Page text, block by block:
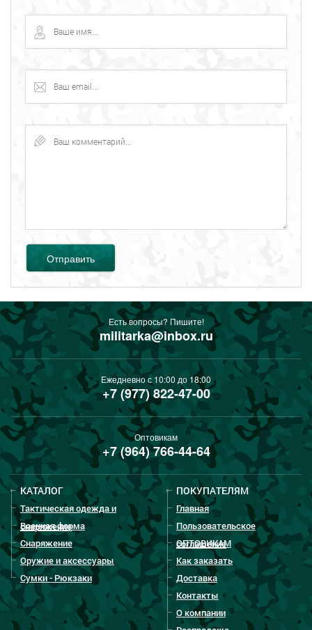
Отправить
Есть вопросы? Пишите!
militarka@inbox.ru
Ежедневно с 10:00 до 18:00
+7 (977) 822-47-00
Оптовикам
+7 (964) 766-44-64
КАТАЛОГ
Тактическая одежда и
снаряжение
Военная форма
Снаряжение
Оружие и аксессуары
Сумки - Рюкзаки
ПОКУПАТЕЛЯМ
Главная
Пользовательское
соглашение
ОПТОВИКАМ
Как заказать
Доставка
Контакты
О компании